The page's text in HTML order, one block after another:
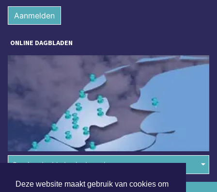
Deze website maakt gebruik van cookies om
Aanmelden
ONLINE DAGBLADEN
Overige dagbladen in de regio